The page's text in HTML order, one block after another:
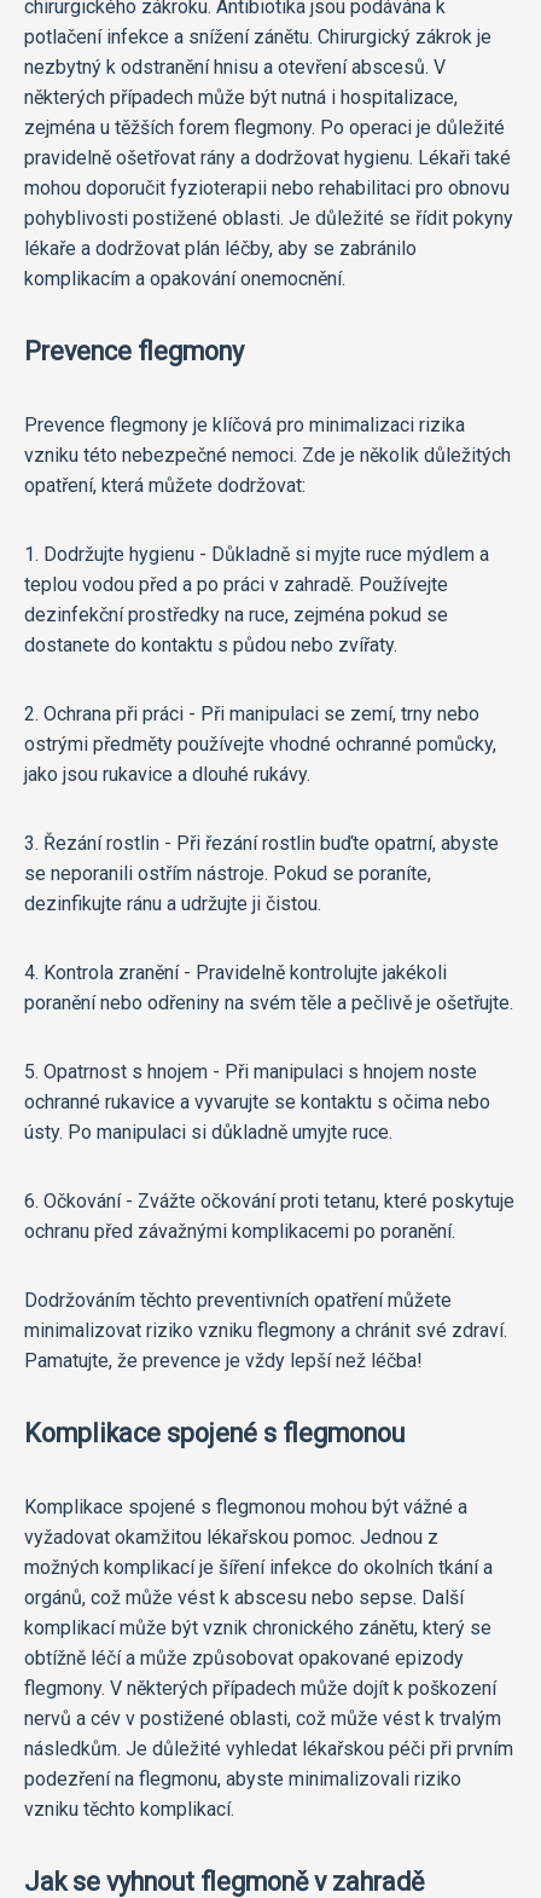
chirurgického zákroku. Antibiotika jsou podávána k
potlačení infekce a snížení zánětu. Chirurgický zákrok je
nezbytný k odstranění hnisu a otevření abscesů. V
některých případech může být nutná i hospitalizace,
zejména u těžších forem flegmony. Po operaci je důležité
pravidelně ošetřovat rány a dodržovat hygienu. Lékaři také
mohou doporučit fyzioterapii nebo rehabilitaci pro obnovu
pohyblivosti postižené oblasti. Je důležité se řídit pokyny
lékaře a dodržovat plán léčby, aby se zabránilo
komplikacím a opakování onemocnění.
Prevence flegmony
Prevence flegmony je klíčová pro minimalizaci rizika
vzniku této nebezpečné nemoci. Zde je několik důležitých
opatření, která můžete dodržovat:
1. Dodržujte hygienu - Důkladně si myjte ruce mýdlem a
teplou vodou před a po práci v zahradě. Používejte
dezinfekční prostředky na ruce, zejména pokud se
dostanete do kontaktu s půdou nebo zvířaty.
2. Ochrana při práci - Při manipulaci se zemí, trny nebo
ostrými předměty používejte vhodné ochranné pomůcky,
jako jsou rukavice a dlouhé rukávy.
3. Řezání rostlin - Při řezání rostlin buďte opatrní, abyste
se neporanili ostřím nástroje. Pokud se poraníte,
dezinfikujte ránu a udržujte ji čistou.
4. Kontrola zranění - Pravidelně kontrolujte jakékoli
poranění nebo odřeniny na svém těle a pečlivě je ošetřujte.
5. Opatrnost s hnojem - Při manipulaci s hnojem noste
ochranné rukavice a vyvarujte se kontaktu s očima nebo
ústy. Po manipulaci si důkladně umyjte ruce.
6. Očkování - Zvážte očkování proti tetanu, které poskytuje
ochranu před závažnými komplikacemi po poranění.
Dodržováním těchto preventivních opatření můžete
minimalizovat riziko vzniku flegmony a chránit své zdraví.
Pamatujte, že prevence je vždy lepší než léčba!
Komplikace spojené s flegmonou
Komplikace spojené s flegmonou mohou být vážné a
vyžadovat okamžitou lékařskou pomoc. Jednou z
možných komplikací je šíření infekce do okolních tkání a
orgánů, což může vést k abscesu nebo sepse. Další
komplikací může být vznik chronického zánětu, který se
obtížně léčí a může způsobovat opakované epizody
flegmony. V některých případech může dojít k poškození
nervů a cév v postižené oblasti, což může vést k trvalým
následkům. Je důležité vyhledat lékařskou péči při prvním
podezření na flegmonu, abyste minimalizovali riziko
vzniku těchto komplikací.
Jak se vyhnout flegmoně v zahradě